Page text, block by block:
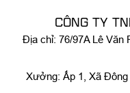
CÔNG TY
Địa chỉ: 76/97A Lê Văn
Xưởng: Ấp 1, Xã Đông